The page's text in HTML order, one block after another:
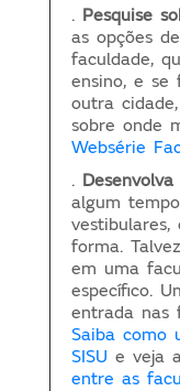
. Pesquise
as opções
faculdade,
ensino, e se
outra
sobre onde
Websérie
.
algum
forma.
em uma
específico.
entrada nas
Saiba como
SISU e veja
entre as